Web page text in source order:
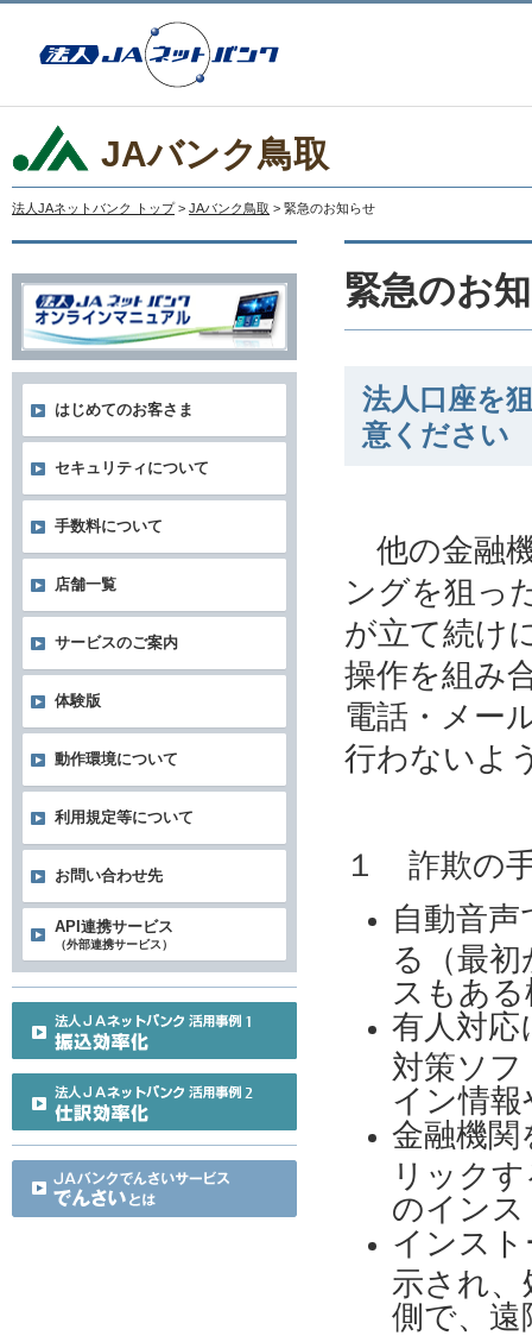
JAバンク鳥取
法人JAネットバンク トップ > JAバンク鳥取 > 緊急のお知らせ
緊急のお
法人口座を
意ください
他の金融
ングを狙っ
が立て続け
操作を組み
電話・メー
行わないよ
１ 詐欺の
自動音
る（最
スもあ
有人対応
対策ソフ
イン情
金融機
リック
のイン
インス
示され
側で、遠
はじめてのお客さま
セキュリティについて
手数料について
店舗一覧
サービスのご案内
体験版
動作環境について
利用規定等について
お問い合わせ先
API連携サービス
（外部連携サービス）